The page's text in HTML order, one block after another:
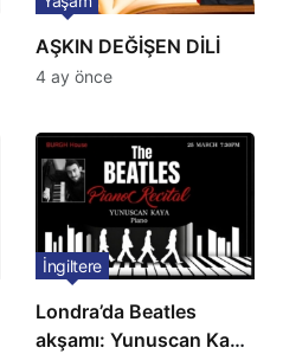
AŞKIN DEĞİŞEN DİLİ
4 ay önce
Londra’da Beatles
akşamı: Yunuscan Kaya
İngiltere